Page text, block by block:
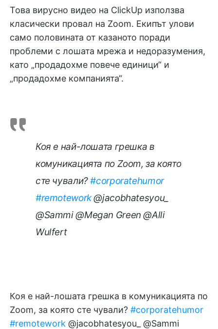
Това вирусно видео на ClickUp използва
класически провал на Zoom. Екипът улови
само половината от казаното поради
проблеми с лошата мрежа и недоразумения,
като „продадохме повече единици“ и
„продадохме компанията“.
Коя е най-лошата грешка в
комуникацията по Zoom, за която
сте чували?#corporatehumor
#remotework@jacobhatesyou_
@Sammi @Megan Green @Alli
Wulfert
Коя е най-лошата грешка в комуникацията по
Zoom, за която сте чували? #corporatehumor
#remotework @jacobhatesyou_ @Sammi